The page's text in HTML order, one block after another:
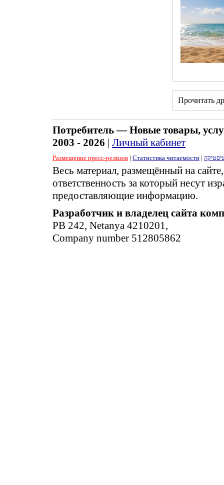
Прочитать
Потребитель — Новые товары,
2003 - 2026 | Личный кабинет
Размещение пресс-релизов | Статистика читаемости |
Весь материал, размещённый на
ответственность за который несут
предоставляющие информацию.
Разработчик и владелец сайта
PB 242, Netanya 4210201,
Company number 512805862